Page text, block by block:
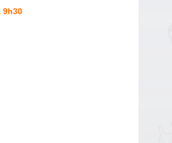
9h30